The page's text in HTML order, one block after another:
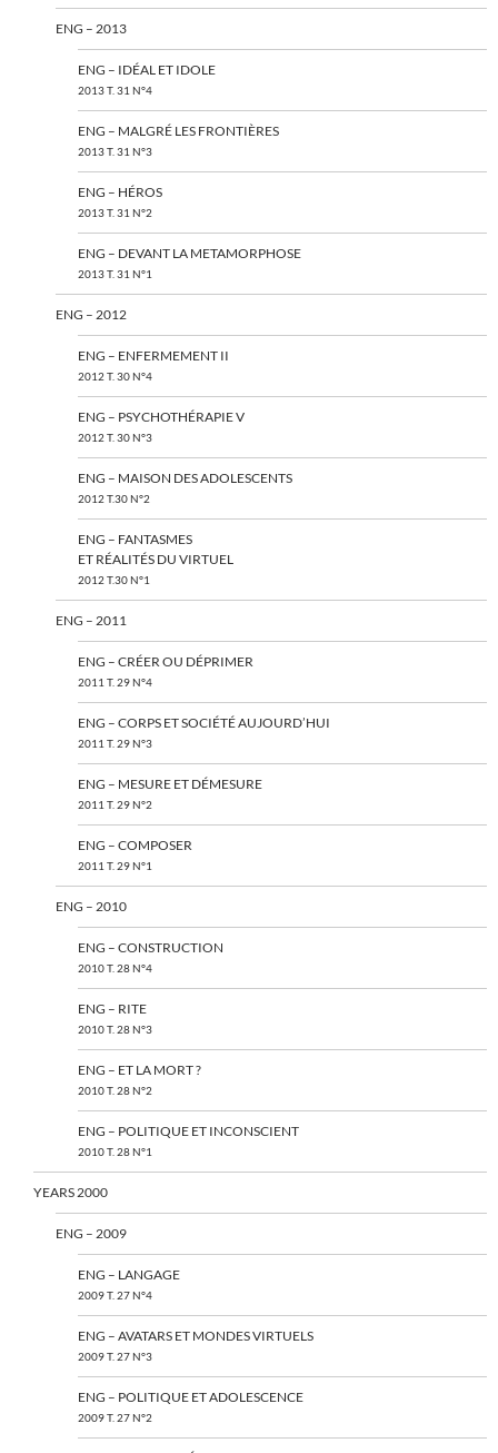
ENG – 2013
ENG – IDÉAL ET IDOLE
2013 T. 31 N°4
ENG – MALGRÉ LES FRONTIÈRES
2013 T. 31 N°3
ENG – HÉROS
2013 T. 31 N°2
ENG – DEVANT LA METAMORPHOSE
2013 T. 31 N°1
ENG – 2012
ENG – ENFERMEMENT II
2012 T. 30 N°4
ENG – PSYCHOTHÉRAPIE V
2012 T. 30 N°3
ENG – MAISON DES ADOLESCENTS
2012 T.30 N°2
ENG – FANTASMES
ET RÉALITÉS DU VIRTUEL
2012 T.30 N°1
ENG – 2011
ENG – CRÉER OU DÉPRIMER
2011 T. 29 N°4
ENG – CORPS ET SOCIÉTÉ AUJOURD’HUI
2011 T. 29 N°3
ENG – MESURE ET DÉMESURE
2011 T. 29 N°2
ENG – COMPOSER
2011 T. 29 N°1
ENG – 2010
ENG – CONSTRUCTION
2010 T. 28 N°4
ENG – RITE
2010 T. 28 N°3
ENG – ET LA MORT ?
2010 T. 28 N°2
ENG – POLITIQUE ET INCONSCIENT
2010 T. 28 N°1
YEARS 2000
ENG – 2009
ENG – LANGAGE
2009 T. 27 N°4
ENG – AVATARS ET MONDES VIRTUELS
2009 T. 27 N°3
ENG – POLITIQUE ET ADOLESCENCE
2009 T. 27 N°2